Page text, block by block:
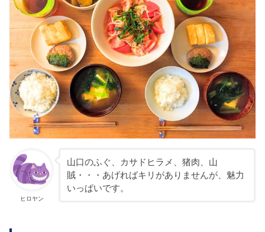
ヒロヤン
山口のふぐ、カサドヒラメ、猪肉、山
賊・・・あげればキリがありませんが、魅力
いっぱいです。